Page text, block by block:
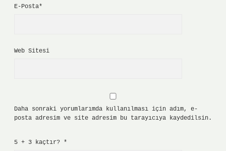
E-Posta*
Web Sitesi
Daha sonraki yorumlarımda kullanılması için adım, e-
posta adresim ve site adresim bu tarayıcıya kaydedilsin.
5 + 3 kaçtır? *